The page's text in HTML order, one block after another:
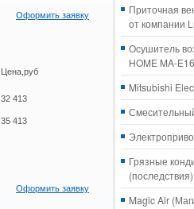
Оформить заявку
Цена,руб
32 413
35 413
Оформить заявку
Приточная
от компании
Осушитель
HOME MA-
Mitsubishi
Грязные
(последствия)
Magic Air